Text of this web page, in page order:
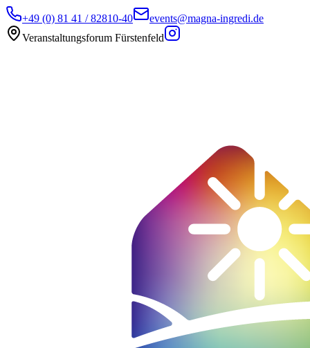
+49 (0) 81 41 / 82810-40
events@magna-ingredi.de
Veranstaltungsforum Fürstenfeld